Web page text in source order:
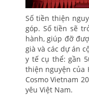
Số tiền thiện
góp. Số tiền sẽ
hành, giúp đỡ
già và các dự án
y tế cụ thể: gần
thiện nguyện của
Cosmo Vietnam
yêu Việt Nam.